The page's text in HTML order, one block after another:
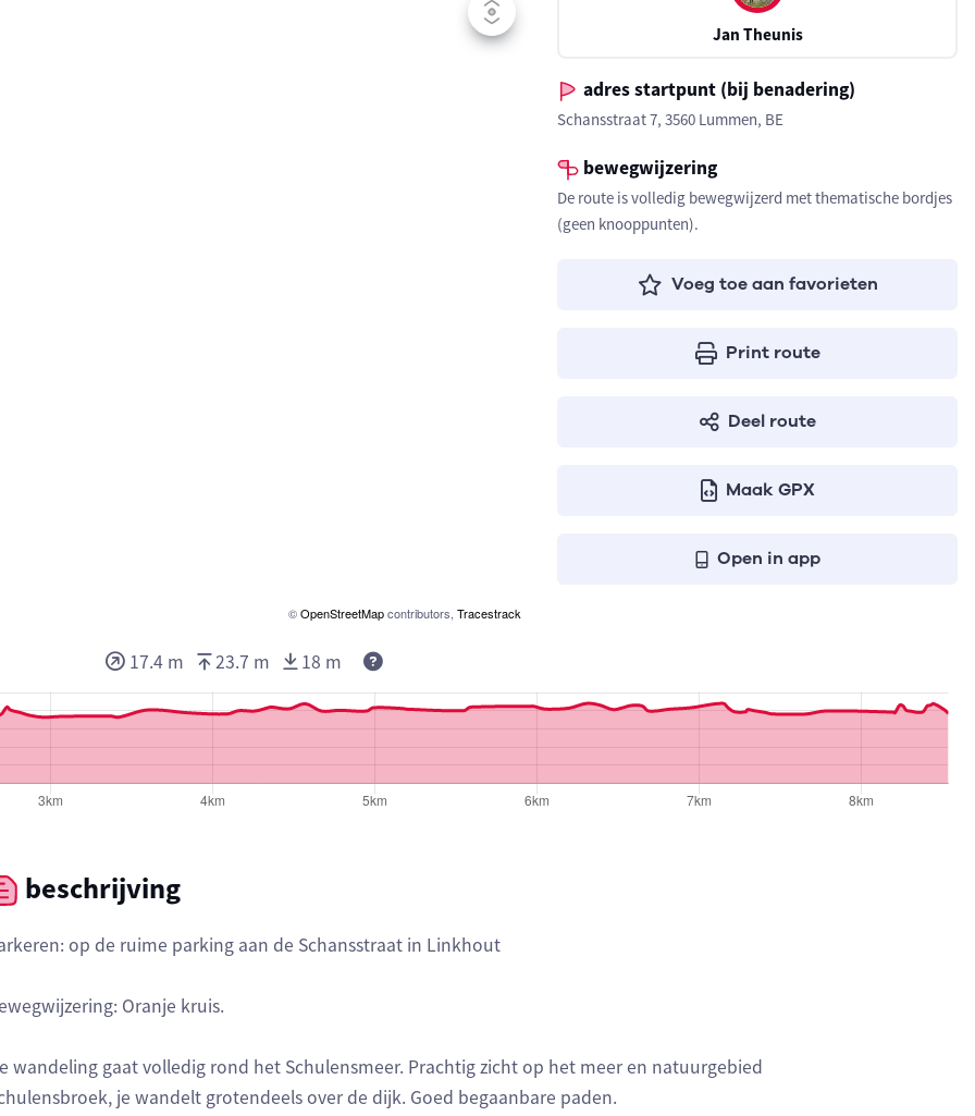
©OpenStreetMapcontributors, Tracestrack
Jan Theunis
adres startpunt (bij benadering)
Schansstraat 7, 3560 Lummen, BE
bewegwijzering
De route is volledig bewegwijzerd met thematische bordjes
(geen knooppunten).
Voeg toe aan favorieten
Print route
Deel route
Maak GPX
Open in app
17.4 m 23.7 m 18 m
beschrijving
op de ruime parking aan de Schansstraat in Linkhout
Oranje kruis.
wandeling gaat volledig rond het Schulensmeer. Prachtig zicht op het meer en natuurgebied
je wandelt grotendeels over de dijk. Goed begaanbare paden.